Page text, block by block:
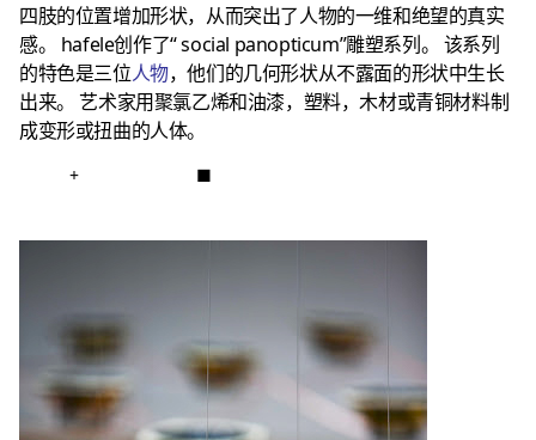
四肢的位置增加形状，从而突出了人物的一维和绝望的真实
感。
hafele创作了“ social panopticum”雕塑系列。 该系列
的特色是三位人物，他们的几何形状从不露面的形状中生长
出来。
艺术家用聚氯乙烯和油漆，塑料，木材或青铜材料制
成变形或扭曲的人体。
+ ■